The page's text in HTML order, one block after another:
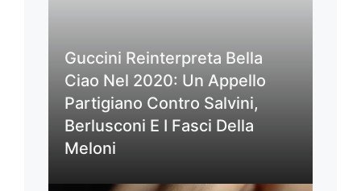
Guccini Reinterpreta Bella
Ciao Nel 2020: Un Appello
Partigiano Contro Salvini,
Berlusconi E I Fasci Della
Meloni